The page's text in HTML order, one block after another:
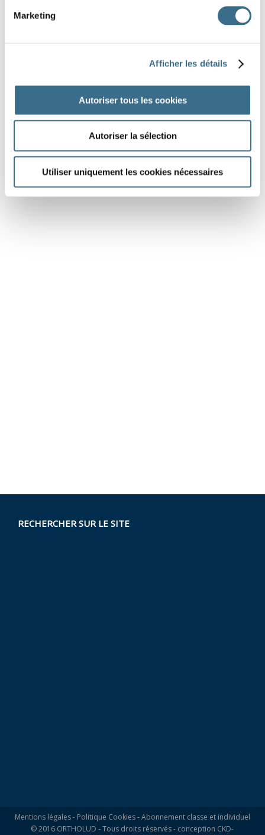
Marketing
Afficher les détails
Autoriser tous les cookies
Autoriser la sélection
Utiliser uniquement les cookies nécessaires
Question 6.
nous
RECHERCHER SUR LE SITE
Mentions légales- Politique Cookies-Abonnement classe et individuel
© 2016 ORTHOLUD - Tous droits réservés - conception CKD-